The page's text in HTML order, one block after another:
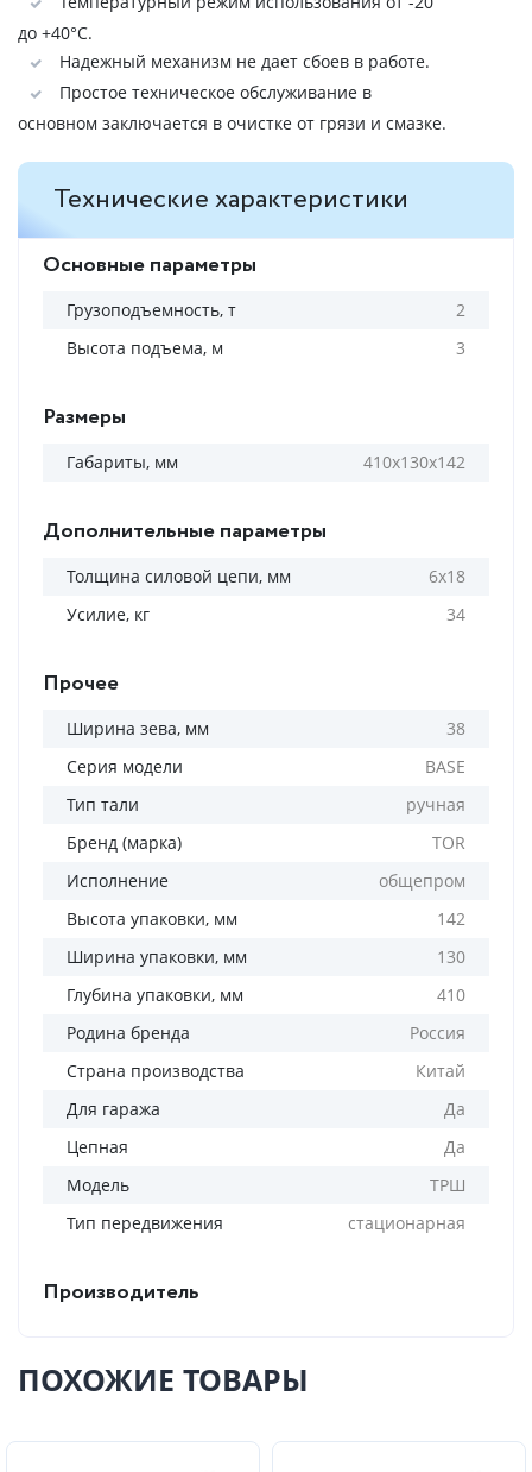
до +40°C.
Надежный механизм не дает сбоев в работе.
Простое техническое обслуживание в
основном заключается в очистке от грязи и смазке.
Технические характеристики
Основные параметры
Грузоподъемность, т
2
Высота подъема, м
3
Размеры
Габариты, мм 410х130х142
Дополнительные параметры
Толщина силовой цепи, мм
6х18
Усилие, кг
34
Прочее
Ширина зева, мм
38
Серия модели
BASE
Тип тали
ручная
Бренд (марка)
TOR
Исполнение
общепром
Высота упаковки, мм
142
Ширина упаковки, мм
130
Глубина упаковки, мм
410
Родина бренда
Россия
Страна производства
Китай
Для гаража
Да
Цепная
Да
Модель
ТРШ
Тип передвижения
стационарная
Производитель
ПОХОЖИЕ ТОВАРЫ